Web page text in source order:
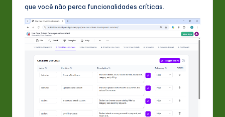
que você não perca funcionalidades críticas.